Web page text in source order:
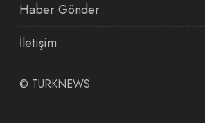
Haber Gönder
İletişim
© TURKNEWS